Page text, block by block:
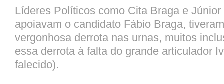
Líderes Políticos como Cita Braga e
apoiavam o candidato Fábio Braga,
vergonhosa derrota nas urnas, muitos
essa derrota à falta do grande articulador
falecido).